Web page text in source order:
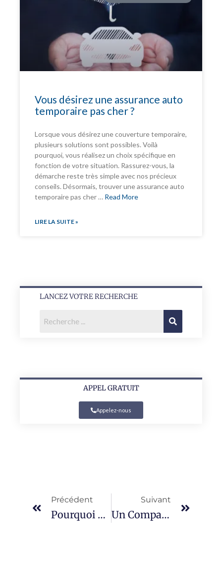
Vous désirez une assurance auto
temporaire pas cher ?
Lorsque vous désirez une couverture temporaire,
plusieurs solutions sont possibles. Voilà
pourquoi, vous réalisez un choix spécifique en
fonction de votre situation. Rassurez-vous, la
démarche reste très simple avec nos précieux
conseils. Désormais, trouver une assurance auto
temporaire pas cher … Read More
LIRE LA SUITE »
LANCEZ VOTRE RECHERCHE
APPEL GRATUIT
Appelez-nous
Précédent
Pourquoi Un Comparateur Assurance Moto 50 ?
Suivant
Un Comparateur Assurance Moto 50 Cc À Votre Disposition